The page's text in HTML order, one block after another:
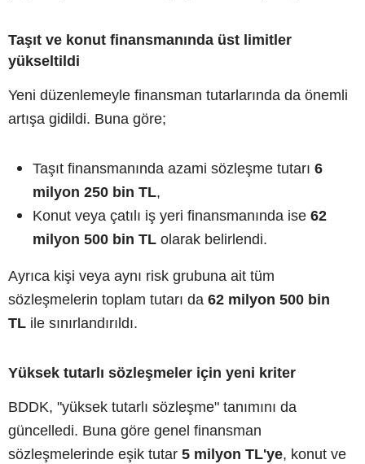
Taşıt ve konut finansmanında üst limitler
yükseltildi
Yeni düzenlemeyle finansman tutarlarında da önemli
artışa gidildi. Buna göre;
Taşıt finansmanında azami sözleşme tutarı 6
milyon 250 bin TL,
Konut veya çatılı iş yeri finansmanında ise 62
milyon 500 bin TL olarak belirlendi.
Ayrıca kişi veya aynı risk grubuna ait tüm
sözleşmelerin toplam tutarı da 62 milyon 500 bin
TL ile sınırlandırıldı.
Yüksek tutarlı sözleşmeler için yeni kriter
BDDK, "yüksek tutarlı sözleşme" tanımını da
güncelledi. Buna göre genel finansman
sözleşmelerinde eşik tutar 5 milyon TL'ye, konut ve